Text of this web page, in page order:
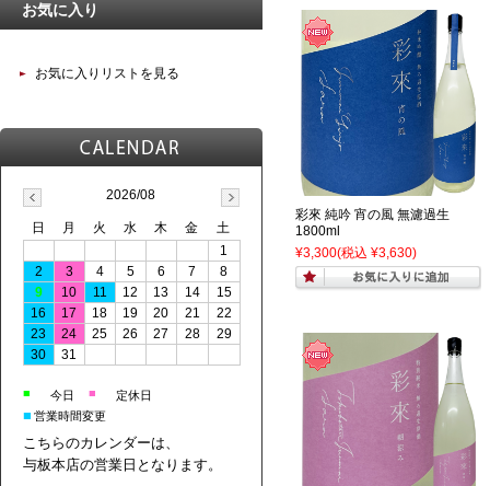
彩來 純吟 宵の風 無濾過生
1800ml
¥3,300(税込 ¥3,630)
お気に入り
お気に入りリストを見る
2026/08
日 月 火 水 木 金
土
1
2
3 4 5 6 7
8
9
10 11 12 13 14
15
16
17 18 19 20 21
22
23
24 25 26 27 28
29
30
31
■ 今日 ■ 定休日
■ 営業時間変更
こちらのカレンダーは、
与板本店の営業日となります。